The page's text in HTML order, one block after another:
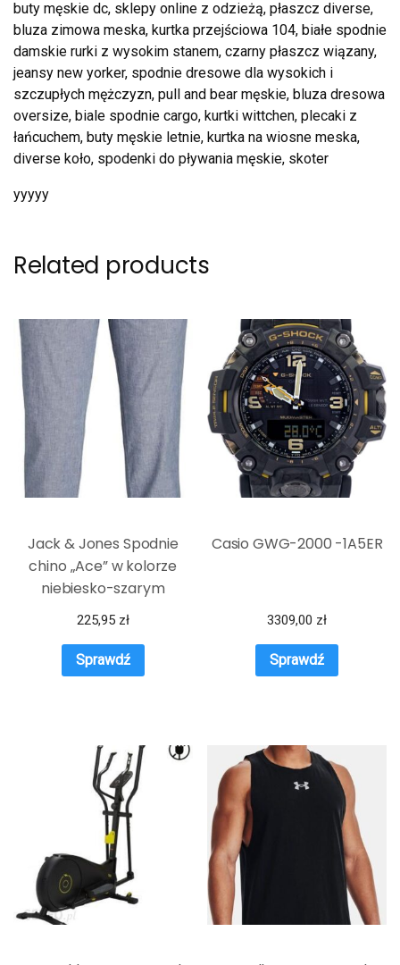
buty męskie dc, sklepy online z odzieżą, płaszcz diverse,
bluza zimowa meska, kurtka przejściowa 104, białe spodnie
damskie rurki z wysokim stanem, czarny płaszcz wiązany,
jeansy new yorker, spodnie dresowe dla wysokich i
szczupłych mężczyzn, pull and bear męskie, bluza dresowa
oversize, biale spodnie cargo, kurtki wittchen, plecaki z
łańcuchem, buty męskie letnie, kurtka na wiosne meska,
diverse koło, spodenki do pływania męskie, skoter
yyyyy
Related products
Jack & Jones Spodnie
chino „Ace” w kolorze
niebiesko-szarym
225,95 zł
Sprawdź
Casio GWG-2000 -1A5ER
3309,00 zł
Sprawdź